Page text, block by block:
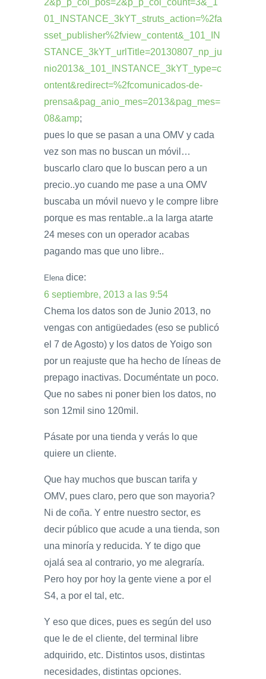
2&p_p_col_pos=2&p_p_col_count=3&_1
01_INSTANCE_3kYT_struts_action=%2fa
sset_publisher%2fview_content&_101_IN
STANCE_3kYT_urlTitle=20130807_np_ju
nio2013&_101_INSTANCE_3kYT_type=c
ontent&redirect=%2fcomunicados-de-
prensa&pag_anio_mes=2013&pag_mes=
08&amp;
pues lo que se pasan a una OMV y cada
vez son mas no buscan un móvil…
buscarlo claro que lo buscan pero a un
precio..yo cuando me pase a una OMV
buscaba un móvil nuevo y le compre libre
porque es mas rentable..a la larga atarte
24 meses con un operador acabas
pagando mas que uno libre..
Elena dice:
6 septiembre, 2013 a las 9:54
Chema los datos son de Junio 2013, no
vengas con antigüedades (eso se publicó
el 7 de Agosto) y los datos de Yoigo son
por un reajuste que ha hecho de líneas de
prepago inactivas. Documéntate un poco.
Que no sabes ni poner bien los datos, no
son 12mil sino 120mil.
Pásate por una tienda y verás lo que
quiere un cliente.
Que hay muchos que buscan tarifa y
OMV, pues claro, pero que son mayoria?
Ni de coña. Y entre nuestro sector, es
decir público que acude a una tienda, son
una minoría y reducida. Y te digo que
ojalá sea al contrario, yo me alegraría.
Pero hoy por hoy la gente viene a por el
S4, a por el tal, etc.
Y eso que dices, pues es según del uso
que le de el cliente, del terminal libre
adquirido, etc. Distintos usos, distintas
necesidades, distintas opciones.